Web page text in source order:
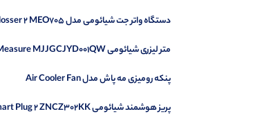
دستگاه واتر جت شیائومی مدل Water Flosser 2 MEO705
متر لیزری شیائومی Smart Laser Measure MJJGCJYD001QW
پنکه رومیزی مه پاش مدل Air Cooler Fan
پریز هوشمند شیائومی Smart Plug 2 ZNCZ302KK